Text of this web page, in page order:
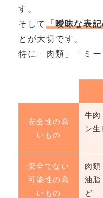
す。
そして「曖昧な表
とが大切です。
特に「肉類」「ミ
安全性の高
いもの
牛
ン
安全でない
可能性の高
いもの
肉
油
ど